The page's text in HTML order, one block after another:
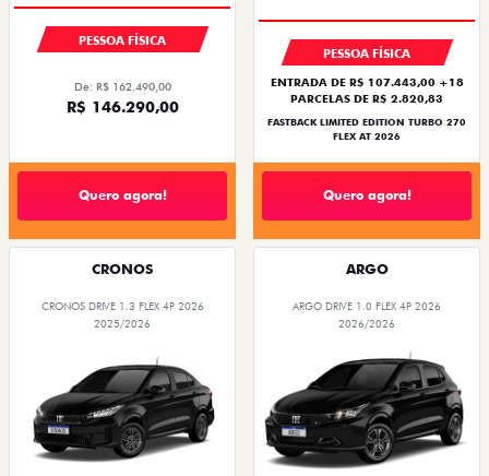
PESSOA FÍSICA
De: R$ 162.490,00
R$ 146.290,00
Quero agora!
PESSOA FÍSICA
ENTRADA DE R$ 107.443,00 +18
PARCELAS DE R$ 2.820,83
FASTBACK LIMITED EDITION TURBO 270
FLEX AT 2026
Quero agora!
CRONOS
CRONOS DRIVE 1.3 FLEX 4P 2026
2025/2026
ARGO
ARGO DRIVE 1.0 FLEX 4P 2026
2026/2026